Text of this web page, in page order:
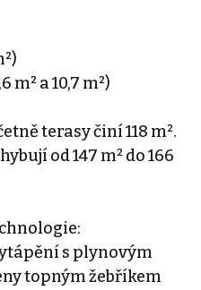
a 10,7 m²)
terasy činí 118 m².
od 147 m² do 166
s plynovým
topným žebříkem